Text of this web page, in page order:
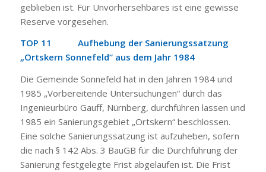
geblieben ist. Für Unvorhersehbares ist eine gewisse
Reserve vorgesehen.
TOP 11 Aufhebung der Sanierungssatzung
„Ortskern Sonnefeld“ aus dem Jahr 1984
Die Gemeinde Sonnefeld hat in den Jahren 1984 und
1985 „Vorbereitende Untersuchungen“ durch das
Ingenieurbüro Gauff, Nürnberg, durchführen lassen und
1985 ein Sanierungsgebiet „Ortskern“ beschlossen.
Eine solche Sanierungssatzung ist aufzuheben, sofern
die nach § 142 Abs. 3 BauGB für die Durchführung der
Sanierung festgelegte Frist abgelaufen ist. Die Frist